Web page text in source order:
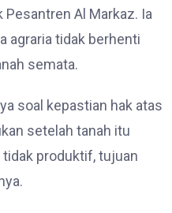
Al Markaz. Ia
agraria tidak berhenti
semata.
soal kepastian hak atas
setelah tanah itu
produktif, tujuan